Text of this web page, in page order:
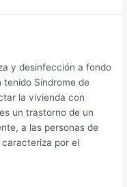
y desinfección a fondo
Síndrome de
la vivienda con
un trastorno de un
a las personas de
caracteriza por el